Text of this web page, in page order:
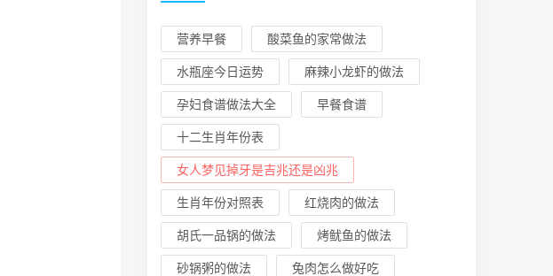
营养早餐 酸菜鱼的家常做法
水瓶座今日运势 麻辣小龙虾的做法
孕妇食谱做法大全 早餐食谱
十二生肖年份表
女人梦见掉牙是吉兆还是凶兆
生肖年份对照表 红烧肉的做法
胡氏一品锅的做法 烤鱿鱼的做法
砂锅粥的做法 兔肉怎么做好吃